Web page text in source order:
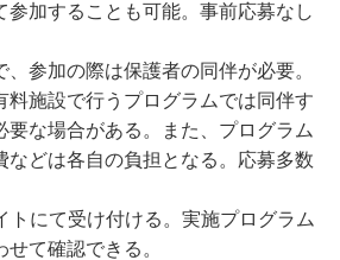
参加することも可能。事前応募なし
参加の際は保護者の同伴が必要。
料施設で行うプログラムでは同伴す
要な場合がある。また、プログラム
などは各自の負担となる。応募多数
にて受け付ける。実施プログラム
て確認できる。